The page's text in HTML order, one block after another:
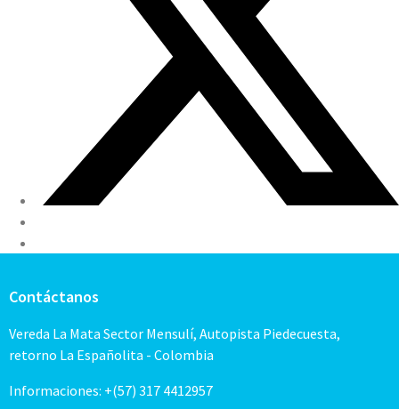
Contáctanos
Vereda La Mata Sector Mensulí, Autopista Piedecuesta,
retorno La Españolita - Colombia
Informaciones: +(57) 317 4412957